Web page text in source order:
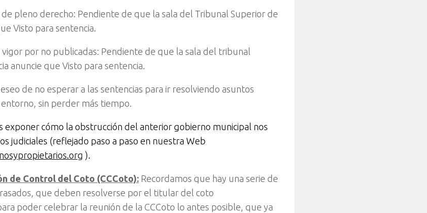
de pleno derecho: Pendiente de que la sala del Tribunal Superior de
Visto para sentencia.
vigor por no publicadas: Pendiente de que la sala del tribunal
anuncie que Visto para sentencia.
de no esperar a las sentencias para ir resolviendo asuntos
sin perder más tiempo.
exponer cómo la obstrucción del anterior gobierno municipal nos
judiciales (reflejado paso a paso en nuestra Web
).
de Control del Coto (CCCoto): Recordamos que hay una serie de
que deben resolverse por el titular del coto
poder celebrar la reunión de la CCCoto lo antes posible, que ya